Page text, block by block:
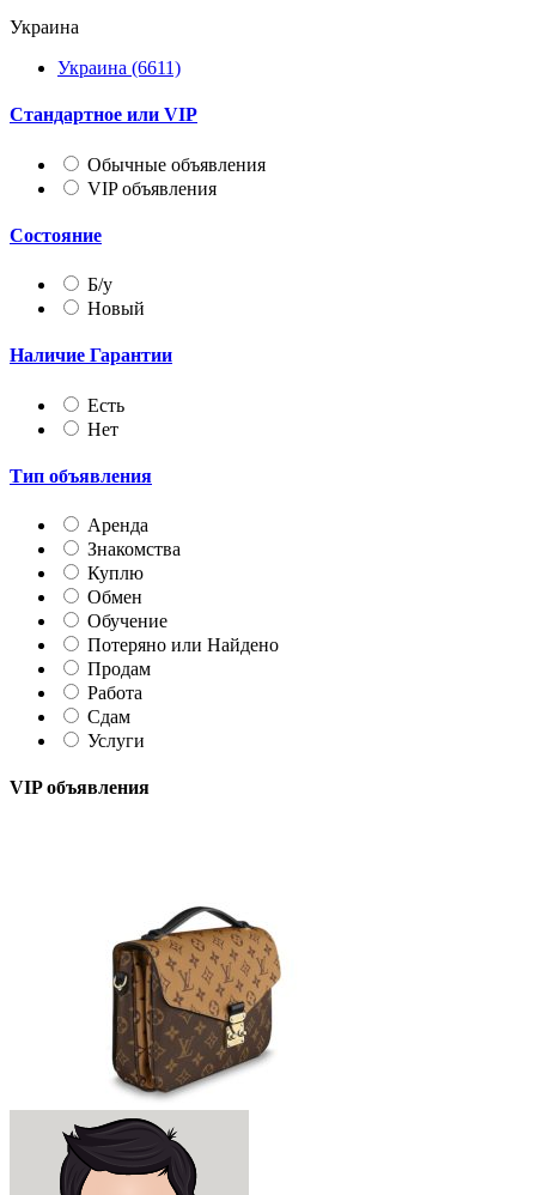
Украина
Украина (6611)
Стандартное или VIP
Обычные объявления
VIP объявления
Состояние
Б/у
Новый
Наличие Гарантии
Есть
Нет
Тип объявления
Аренда
Знакомства
Куплю
Обмен
Обучение
Потеряно или Найдено
Продам
Работа
Сдам
Услуги
VIP объявления